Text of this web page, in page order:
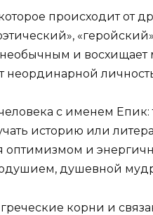
происходит от
необычным и
неординарной
с именем
историю или
оптимизмом и
душевной
корни и